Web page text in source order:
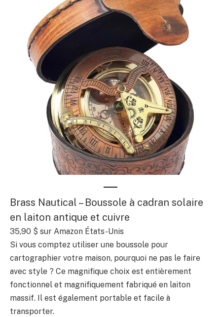
Brass Nautical – Boussole à cadran solaire
en laiton antique et cuivre
35,90 $ sur Amazon États-Unis
Si vous comptez utiliser une boussole pour
cartographier votre maison, pourquoi ne pas le faire
avec style ? Ce magnifique choix est entièrement
fonctionnel et magnifiquement fabriqué en laiton
massif. Il est également portable et facile à
transporter.